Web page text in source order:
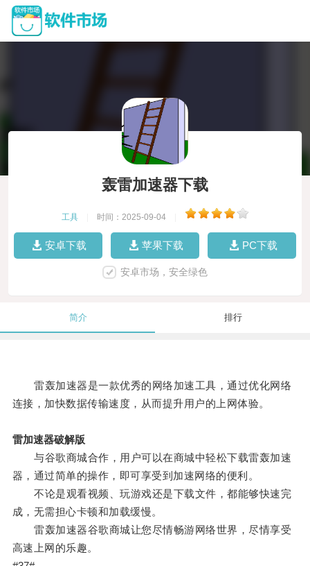
轰雷加速器下载
工具 时间：2025-09-04
安卓下载 苹果下载 PC下载
安卓市场，安全绿色
简介 排行
雷轰加速器是一款优秀的网络加速工具，通过优化网络
连接，加快数据传输速度，从而提升用户的上网体验。
雷加速器破解版
与谷歌商城合作，用户可以在商城中轻松下载雷轰加速
器，通过简单的操作，即可享受到加速网络的便利。
不论是观看视频、玩游戏还是下载文件，都能够快速完
成，无需担心卡顿和加载缓慢。
雷轰加速器谷歌商城让您尽情畅游网络世界，尽情享受
高速上网的乐趣。